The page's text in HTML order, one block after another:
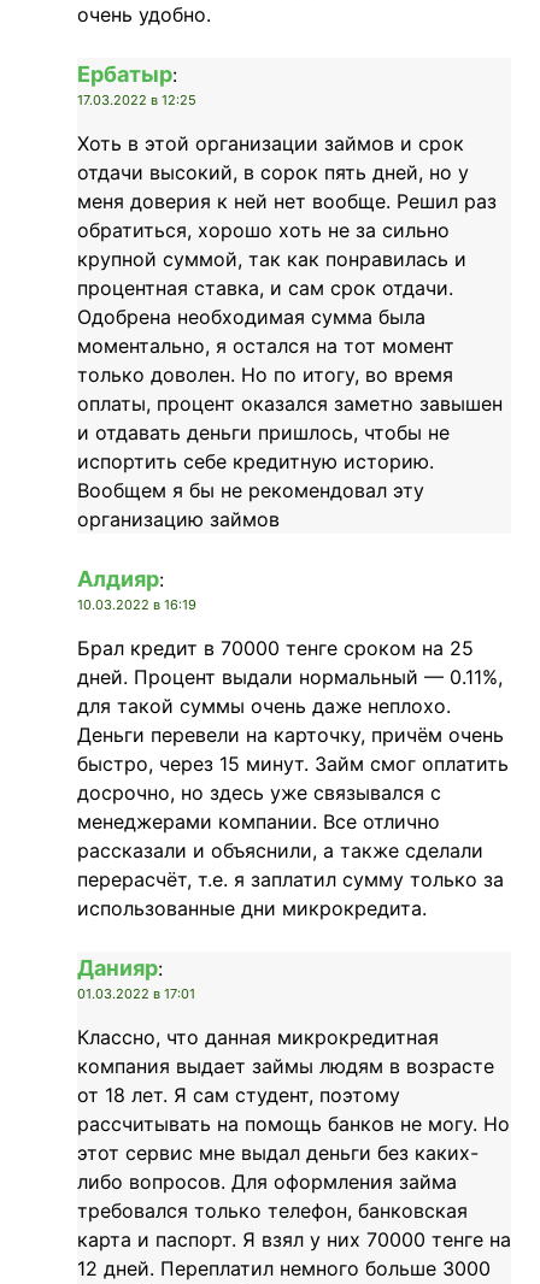
очень удобно.
Ербатыр:
17.03.2022 в 12:25
Хоть в этой организации займов и срок
отдачи высокий, в сорок пять дней, но у
меня доверия к ней нет вообще. Решил раз
обратиться, хорошо хоть не за сильно
крупной суммой, так как понравилась и
процентная ставка, и сам срок отдачи.
Одобрена необходимая сумма была
моментально, я остался на тот момент
только доволен. Но по итогу, во время
оплаты, процент оказался заметно завышен
и отдавать деньги пришлось, чтобы не
испортить себе кредитную историю.
Вообщем я бы не рекомендовал эту
организацию займов
Алдияр:
10.03.2022 в 16:19
Брал кредит в 70000 тенге сроком на 25
дней. Процент выдали нормальный — 0.11%,
для такой суммы очень даже неплохо.
Деньги перевели на карточку, причём очень
быстро, через 15 минут. Займ смог оплатить
досрочно, но здесь уже связывался с
менеджерами компании. Все отлично
рассказали и объяснили, а также сделали
перерасчёт, т.е. я заплатил сумму только за
использованные дни микрокредита.
Данияр:
01.03.2022 в 17:01
Классно, что данная микрокредитная
компания выдает займы людям в возрасте
от 18 лет. Я сам студент, поэтому
рассчитывать на помощь банков не могу. Но
этот сервис мне выдал деньги без каких-
либо вопросов. Для оформления займа
требовался только телефон, банковская
карта и паспорт. Я взял у них 70000 тенге на
12 дней. Переплатил немного больше 3000